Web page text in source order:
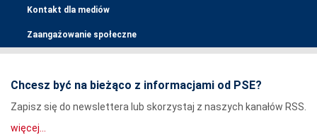
Kontakt dla mediów
Zaangażowanie społeczne
Chcesz być na bieżąco z informacjami od PSE?
Zapisz się do newslettera lub skorzystaj z naszych kanałów RSS.
więcej...